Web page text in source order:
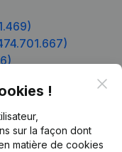
!
sur la façon dont
matière de cookies
d’entreprise